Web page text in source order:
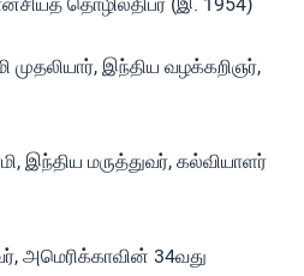
முதலியார், இந்திய வழக்கறிஞர்,
இந்திய மருத்துவர், கல்வியாளர்
அமெரிக்காவின் 34வது